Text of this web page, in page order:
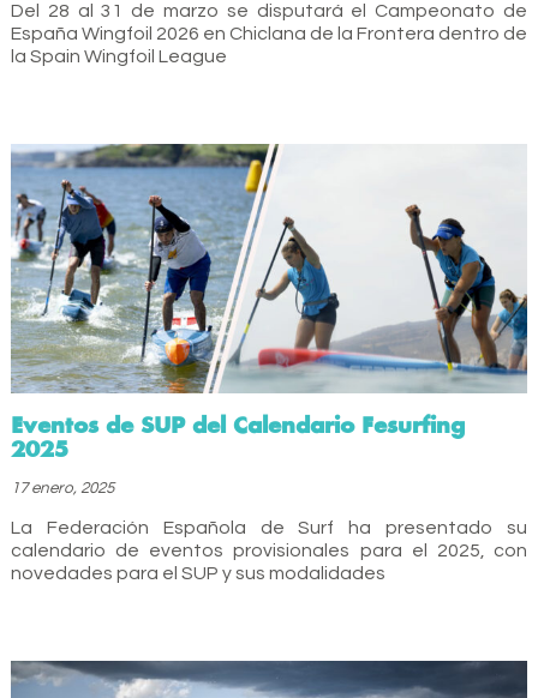
Del 28 al 31 de marzo se disputará el Campeonato de
España Wingfoil 2026 en Chiclana de la Frontera dentro de
la Spain Wingfoil League
Eventos de SUP del Calendario Fesurfing
2025
17 enero, 2025
La Federación Española de Surf ha presentado su
calendario de eventos provisionales para el 2025, con
novedades para el SUP y sus modalidades